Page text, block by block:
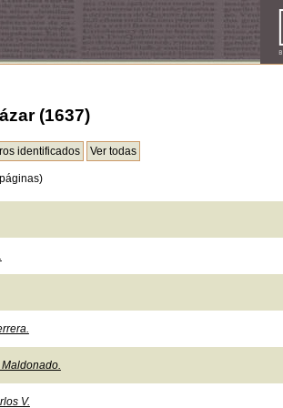
(1637)
V.